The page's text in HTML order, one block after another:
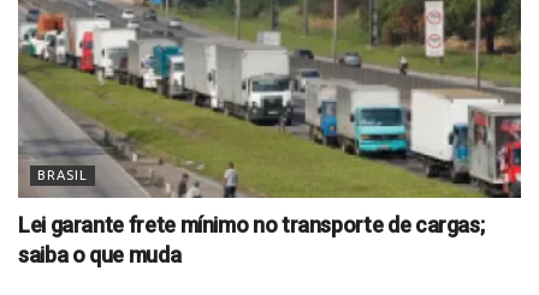
BRASIL
Lei garante frete mínimo no transporte de cargas;
saiba o que muda